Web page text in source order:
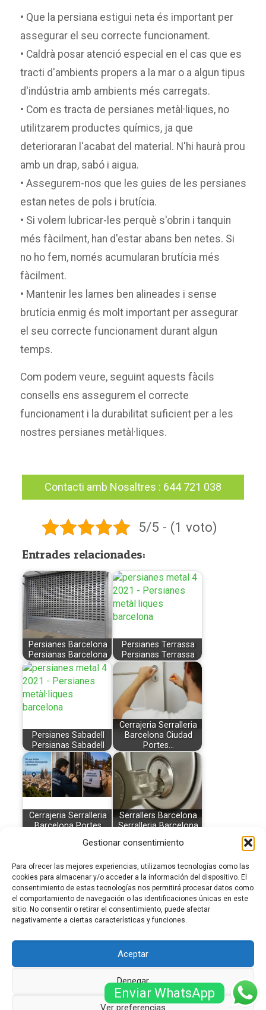
Gestionar consentimiento
Para ofrecer las mejores experiencias, utilizamos tecnologías como las
cookies para almacenar y/o acceder a la información del dispositivo. El
consentimiento de estas tecnologías nos permitirá procesar datos como
el comportamiento de navegación o las identificaciones únicas en este
sitio. No consentir o retirar el consentimiento, puede afectar
negativamente a ciertas características y funciones.
Aceptar
Denegar
Ver preferencias
• Que la persiana estigui neta és important per
assegurar el seu correcte funcionament.
• Caldrà posar atenció especial en el cas que es
tracti d'ambients propers a la mar o a algun tipus
d'indústria amb ambients més carregats.
• Com es tracta de persianes metàl·liques, no
utilitzarem productes químics, ja que
deterioraran l'acabat del material. N'hi haurà prou
amb un drap, sabó i aigua.
• Assegurem-nos que les guies de les persianes
estan netes de pols i brutícia.
• Si volem lubricar-les perquè s'obrin i tanquin
més fàcilment, han d'estar abans ben netes. Si
no ho fem, només acumularan brutícia més
fàcilment.
• Mantenir les lames ben alineades i sense
brutícia enmig és molt important per assegurar
el seu correcte funcionament durant algun
temps.
Com podem veure, seguint aquests fàcils
consells ens assegurem el correcte
funcionament i la durabilitat suficient per a les
nostres persianes metàl·liques.
Contacti amb Nosaltres : 644 721 038
5/5 - (1 voto)
Entrades relacionades:
Persianes Barcelona
Persianas Barcelona
Persianes Terrassa
Persianas Terrassa
Persianes Sabadell
Persianas Sabadell
Cerrajeria Serralleria
Barcelona Ciudad
Portes…
Cerrajeria Serralleria
Barcelona Portes
Serrallers Barcelona
Serralleria Barcelona
Reparació Instal·lació
Persianes Metàl·liques
© Serrallersbarcelona.net - Sitemap -Zona de treball -
Enviar WhatsApp